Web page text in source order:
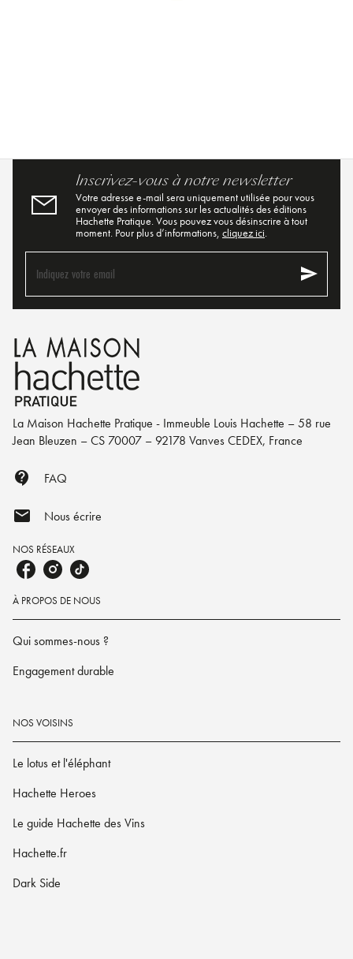
Inscrivez-vous à notre newsletter
Votre adresse e-mail sera uniquement utilisée pour vous
envoyer des informations sur les actualités des éditions
Hachette Pratique. Vous pouvez vous désinscrire à tout
moment. Pour plus d’informations, cliquez ici.
Indiquez votre email send
La Maison Hachette Pratique - Immeuble Louis Hachette – 58 rue
Jean Bleuzen – CS 70007 – 92178 Vanves CEDEX, France
contact_support FAQ
mail Nous écrire
NOS RÉSEAUX
À PROPOS DE NOUS
Qui sommes-nous ?
Engagement durable
NOS VOISINS
Le lotus et l'éléphant
Hachette Heroes
Le guide Hachette des Vins
Hachette.fr
Dark Side